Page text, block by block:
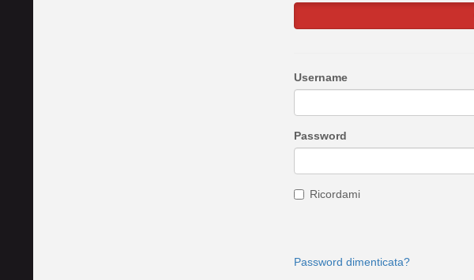
Username
Password
Ricordami
Password dimenticata?